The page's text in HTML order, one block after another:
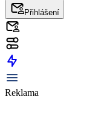
Přihlášení
Reklama